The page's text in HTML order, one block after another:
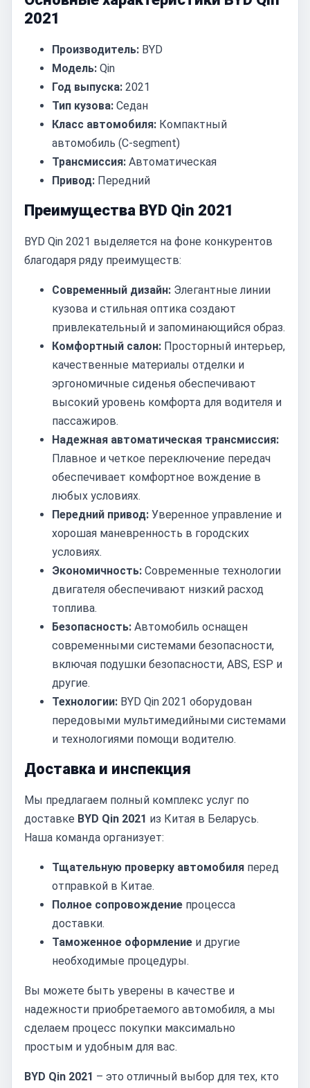
2021
Производитель: BYD
Модель: Qin
Год выпуска: 2021
Тип кузова: Седан
Класс автомобиля: Компактный
автомобиль (C-segment)
Трансмиссия: Автоматическая
Привод: Передний
Преимущества BYD Qin 2021
BYD Qin 2021 выделяется на фоне конкурентов
благодаря ряду преимуществ:
Современный дизайн: Элегантные линии
кузова и стильная оптика создают
привлекательный и запоминающийся образ.
Комфортный салон: Просторный интерьер,
качественные материалы отделки и
эргономичные сиденья обеспечивают
высокий уровень комфорта для водителя и
пассажиров.
Надежная автоматическая трансмиссия:
Плавное и четкое переключение передач
обеспечивает комфортное вождение в
любых условиях.
Передний привод: Уверенное управление и
хорошая маневренность в городских
условиях.
Экономичность: Современные технологии
двигателя обеспечивают низкий расход
топлива.
Безопасность: Автомобиль оснащен
современными системами безопасности,
включая подушки безопасности, ABS, ESP и
другие.
Технологии: BYD Qin 2021 оборудован
передовыми мультимедийными системами
и технологиями помощи водителю.
Доставка и инспекция
Мы предлагаем полный комплекс услуг по
доставке BYD Qin 2021 из Китая в Беларусь.
Наша команда организует:
Тщательную проверку автомобиля перед
отправкой в Китае.
Полное сопровождение процесса
доставки.
Таможенное оформление и другие
необходимые процедуры.
Вы можете быть уверены в качестве и
надежности приобретаемого автомобиля, а мы
сделаем процесс покупки максимально
простым и удобным для вас.
BYD Qin 2021 – это отличный выбор для тех, кто